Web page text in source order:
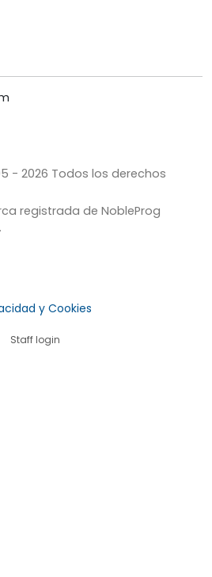
- 2026 Todos los derechos
registrada de NobleProg
y Cookies
Staff login